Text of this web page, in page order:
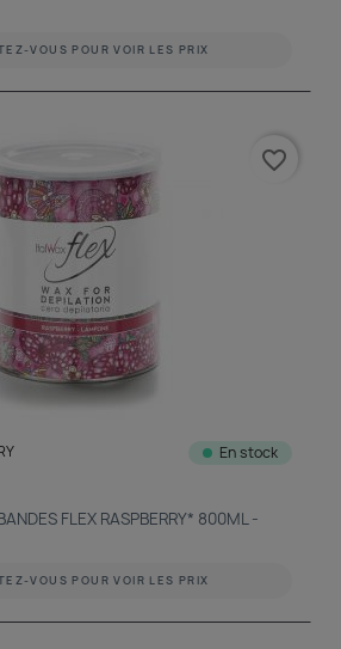
VOUS POUR VOIR LES PRIX
En stock
FLEX RASPBERRY* 800ML -
VOUS POUR VOIR LES PRIX
favorite_border